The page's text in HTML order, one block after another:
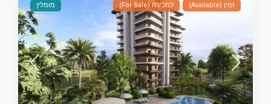
מומלץ למכירה (For Sale) זמין (Available)